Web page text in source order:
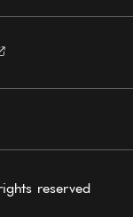
reserved